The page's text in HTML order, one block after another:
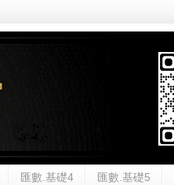
匯數.基礎4 匯數.基礎5